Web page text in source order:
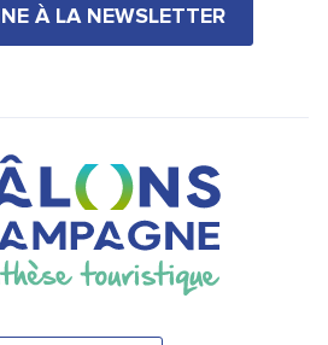
À LA NEWSLETTER